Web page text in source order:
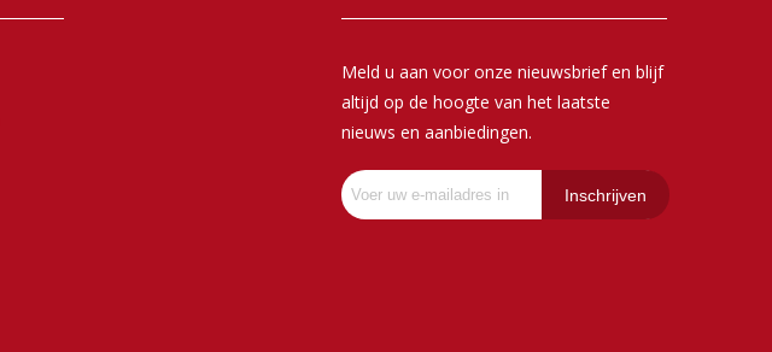
Meld u aan voor onze nieuwsbrief en blijf
altijd op de hoogte van het laatste
nieuws en aanbiedingen.
Inschrijven